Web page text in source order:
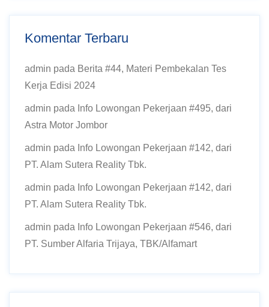
Komentar Terbaru
admin pada Berita #44, Materi Pembekalan Tes
Kerja Edisi 2024
admin pada Info Lowongan Pekerjaan #495, dari
Astra Motor Jombor
admin pada Info Lowongan Pekerjaan #142, dari
PT. Alam Sutera Reality Tbk.
admin pada Info Lowongan Pekerjaan #142, dari
PT. Alam Sutera Reality Tbk.
admin pada Info Lowongan Pekerjaan #546, dari
PT. Sumber Alfaria Trijaya, TBK/Alfamart